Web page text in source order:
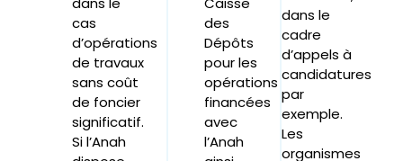
cas
d’opérations
de travaux
sans coût
de foncier
significatif.
Si l’Anah
des
Dépôts
pour les
opérations
financées
avec
l’Anah
dans le
cadre
d’appels à
candidatures
par
exemple.
Les
organismes